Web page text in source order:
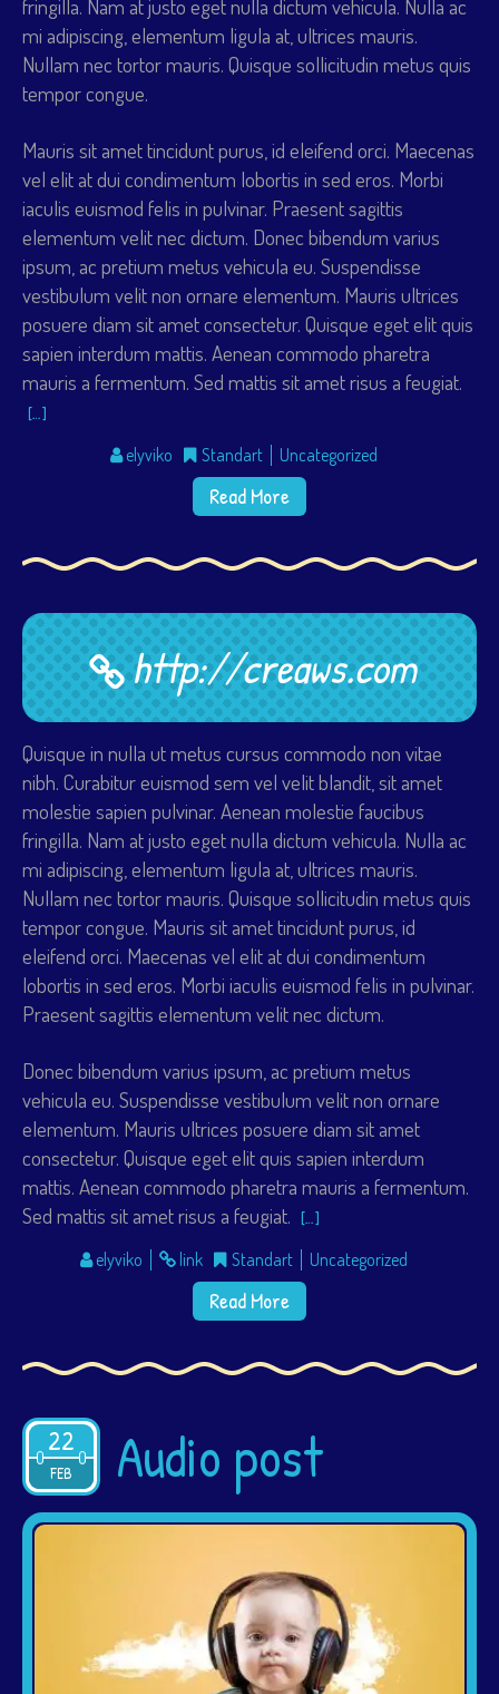
fringilla. Nam at justo eget nulla dictum vehicula. Nulla ac
mi adipiscing, elementum ligula at, ultrices mauris.
Nullam nec tortor mauris. Quisque sollicitudin metus quis
tempor congue.
Mauris sit amet tincidunt purus, id eleifend orci. Maecenas
vel elit at dui condimentum lobortis in sed eros. Morbi
iaculis euismod felis in pulvinar. Praesent sagittis
elementum velit nec dictum. Donec bibendum varius
ipsum, ac pretium metus vehicula eu. Suspendisse
vestibulum velit non ornare elementum. Mauris ultrices
posuere diam sit amet consectetur. Quisque eget elit quis
sapien interdum mattis. Aenean commodo pharetra
mauris a fermentum. Sed mattis sit amet risus a feugiat.
[…]
elyviko Standart Uncategorized
Read More
http://creaws.com
Quisque in nulla ut metus cursus commodo non vitae
nibh. Curabitur euismod sem vel velit blandit, sit amet
molestie sapien pulvinar. Aenean molestie faucibus
fringilla. Nam at justo eget nulla dictum vehicula. Nulla ac
mi adipiscing, elementum ligula at, ultrices mauris.
Nullam nec tortor mauris. Quisque sollicitudin metus quis
tempor congue. Mauris sit amet tincidunt purus, id
eleifend orci. Maecenas vel elit at dui condimentum
lobortis in sed eros. Morbi iaculis euismod felis in pulvinar.
Praesent sagittis elementum velit nec dictum.
Donec bibendum varius ipsum, ac pretium metus
vehicula eu. Suspendisse vestibulum velit non ornare
elementum. Mauris ultrices posuere diam sit amet
consectetur. Quisque eget elit quis sapien interdum
mattis. Aenean commodo pharetra mauris a fermentum.
Sed mattis sit amet risus a feugiat. […]
elyviko link Standart Uncategorized
Read More
22
FEB
2015 Audio post